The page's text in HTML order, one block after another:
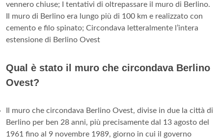
vennero chiuse; I tentativi di oltrepassare il muro di Berlino.
Il muro di Berlino era lungo più di 100 km e realizzato con
cemento e filo spinato; Circondava letteralmente l’intera
estensione di Berlino Ovest
Qual è stato il muro che circondava Berlino
Ovest?
Il muro che circondava Berlino Ovest, divise in due la città di
Berlino per ben 28 anni, più precisamente dal 13 agosto del
1961 fino al 9 novembre 1989, giorno in cui il governo